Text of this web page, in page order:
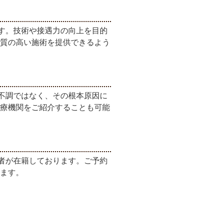
。技術や接遇力の向上を目的
の高い施術を提供できるよう
調ではなく、その根本原因に
機関をご紹介することも可能
が在籍しております。ご予約
す。